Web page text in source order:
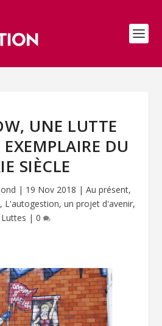
UNE LUTTE
EXEMPLAIRE DU
SIÈCLE
| 19 Nov 2018 | Au présent,
, L'autogestion, un projet d'avenir,
Luttes | 0